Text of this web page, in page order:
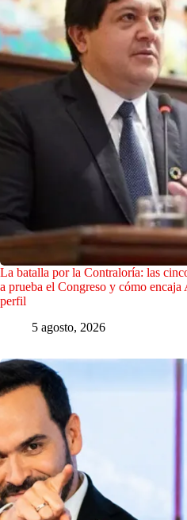
La batalla por la Contraloría: las
a prueba el Congreso y cómo encaja
perfil
5 agosto, 2026